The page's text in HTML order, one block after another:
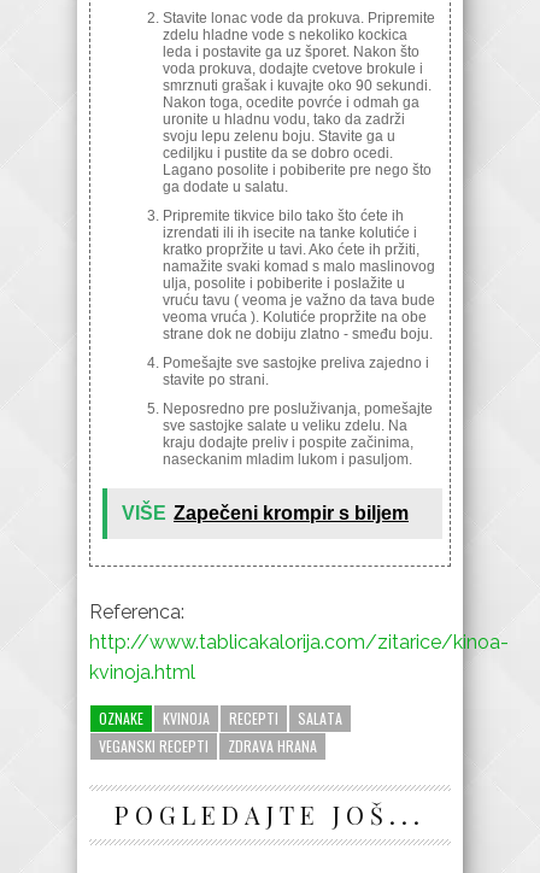
Stavite lonac vode da prokuva. Pripremite
zdelu hladne vode s nekoliko kockica
leda i postavite ga uz šporet. Nakon što
voda prokuva, dodajte cvetove brokule i
smrznuti grašak i kuvajte oko 90 sekundi.
Nakon toga, ocedite povrće i odmah ga
uronite u hladnu vodu, tako da zadrži
svoju lepu zelenu boju. Stavite ga u
cediljku i pustite da se dobro ocedi.
Lagano posolite i pobiberite pre nego što
ga dodate u salatu.
Pripremite tikvice bilo tako što ćete ih
izrendati ili ih isecite na tanke kolutiće i
kratko propržite u tavi. Ako ćete ih pržiti,
namažite svaki komad s malo maslinovog
ulja, posolite i pobiberite i poslažite u
vruću tavu ( veoma je važno da tava bude
veoma vruća ). Kolutiće propržite na obe
strane dok ne dobiju zlatno - smeđu boju.
Pomešajte sve sastojke preliva zajedno i
stavite po strani.
Neposredno pre posluživanja, pomešajte
sve sastojke salate u veliku zdelu. Na
kraju dodajte preliv i pospite začinima,
naseckanim mladim lukom i pasuljom.
VIŠE Zapečeni krompir s biljem
Referenca:
http://www.tablicakalorija.com/zitarice/kinoa-
kvinoja.html
OZNAKE KVINOJA RECEPTI
SALATA
VEGANSKI RECEPTI
ZDRAVA HRANA
POGLEDAJTE JOŠ...